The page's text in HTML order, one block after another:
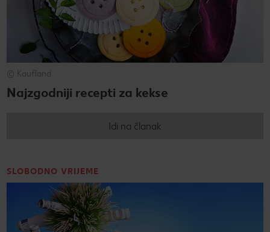
© Kaufland
Najzgodniji recepti za kekse
Idi na članak
SLOBODNO VRIJEME